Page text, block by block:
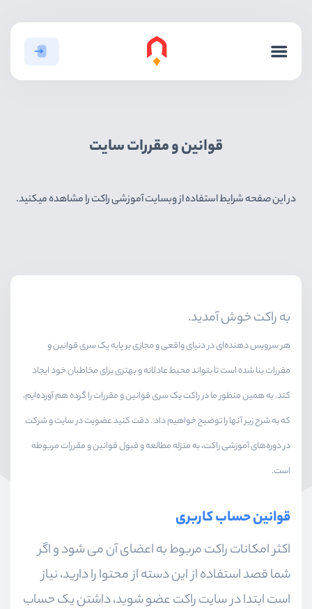
قوانین و مقررات سایت
در این صفحه شرایط استفاده از وبسایت آموزشی راکت را مشاهده میکنید.
به راکت خوش آمدید.
هر سرویس دهنده‌ای در دنیای واقعی و مجازی بر پایه یک سری قوانین و
مقررات بنا شده است تا بتواند محیط عادلانه و بهتری برای مخاطبان خود ایجاد
کند. به همین منظور ما در راکت یک سری قوانین و مقررات را گرده هم آورده‌ایم،
که به شرح زیر آنها را توضیح خواهیم داد . دقت کنید عضویت در سایت و شرکت
در دوره‌های آموزشی راکت، به منزله مطالعه و قبول قوانین و مقررات مربوطه
است.
قوانین حساب کاربری
اکثر امکانات راکت مربوط به اعضای آن می شود و اگر
شما قصد استفاده از این دسته از محتوا را دارید، نیاز
است ابتدا در سایت راکت عضو شوید، داشتن یک حساب